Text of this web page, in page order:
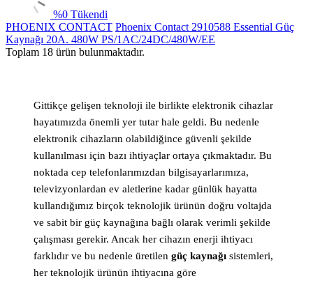
%0 Tükendi
PHOENIX CONTACT Phoenix Contact 2910588 Essential Güç
Kaynağı 20A. 480W PS/1AC/24DC/480W/EE
Toplam 18 ürün bulunmaktadır.
Gittikçe gelişen teknoloji ile birlikte elektronik cihazlar
hayatımızda önemli yer tutar hale geldi. Bu nedenle
elektronik cihazların olabildiğince güvenli şekilde
kullanılması için bazı ihtiyaçlar ortaya çıkmaktadır. Bu
noktada cep telefonlarımızdan bilgisayarlarımıza,
televizyonlardan ev aletlerine kadar günlük hayatta
kullandığımız birçok teknolojik ürünün doğru voltajda
ve sabit bir güç kaynağına bağlı olarak verimli şekilde
çalışması gerekir. Ancak her cihazın enerji ihtiyacı
farklıdır ve bu nedenle üretilen güç kaynağı sistemleri,
her teknolojik ürünün ihtiyacına göre